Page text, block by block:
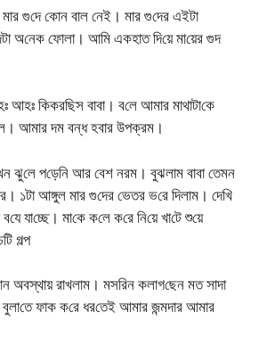
মার গু‌দে কোন বাল নেই। মার গু‌দের এইটা
অ‌নেক ফোলা। আ‌মি একহাত দি‌য়ে মা‌য়ের গুদ
আহঃ কিকর‌ছিস বাবা। ব‌লে আমার মাথাটা‌কে
আমার দম বন্ধ হবার উপক্রম।
ঝু‌লে প‌ড়েনি আর বেশ নরম। বুঝলাম বাবা তেমন
১টা আঙ্গুল মার গু‌দের ভেতর ভ‌রে দিলাম। দে‌খি
ব‌যে যা‌চ্ছে। মা‌কে ক‌লে ক‌রে নি‌য়ে খা‌টে শু‌য়ে
গল্প
অবস্থায় রাখলাম। মস‌রিন কলাগ‌ছেন মত সাদা
বুলা‌তে ফাক ক‌রে ধর‌তেই আমার জন্মদার আমার